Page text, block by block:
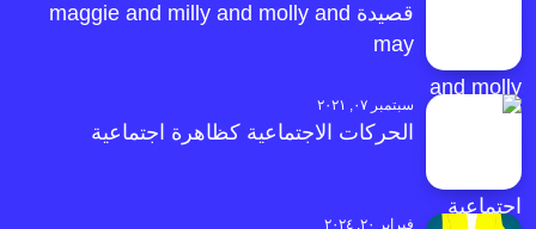
قصيدة maggie and milly and molly and
may
سبتمبر ٠٧, ٢٠٢١
الحركات الاجتماعية كظاهرة اجتماعية
فبراير ٢٠, ٢٠٢٤